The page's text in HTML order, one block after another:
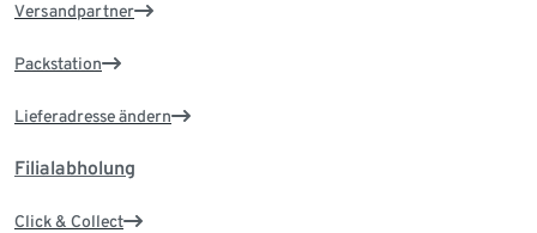
Versandpartner
Packstation
Lieferadresse ändern
Filialabholung
Click & Collect